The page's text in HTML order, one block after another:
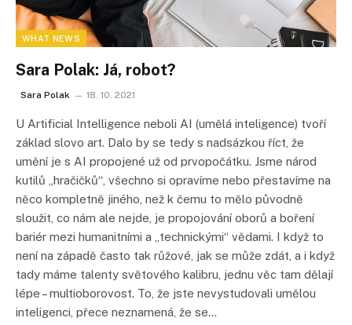
WHAT NEWS
Sara Polak: Já, robot?
Sara Polak 18. 10. 2021
U Artificial Intelligence neboli AI (umělá inteligence) tvoří
základ slovo art. Dalo by se tedy s nadsázkou říct, že
umění je s AI propojené už od prvopočátku. Jsme národ
kutilů „hračičků“, všechno si opravíme nebo přestavíme na
něco kompletně jiného, než k čemu to mělo původně
sloužit, co nám ale nejde, je propojování oborů a boření
bariér mezi humanitními a „technickými“ vědami. I když to
není na západě často tak růžové, jak se může zdát, a i když
tady máme talenty světového kalibru, jednu věc tam dělají
lépe – multioborovost. To, že jste nevystudovali umělou
inteligenci, přece neznamená, že se…